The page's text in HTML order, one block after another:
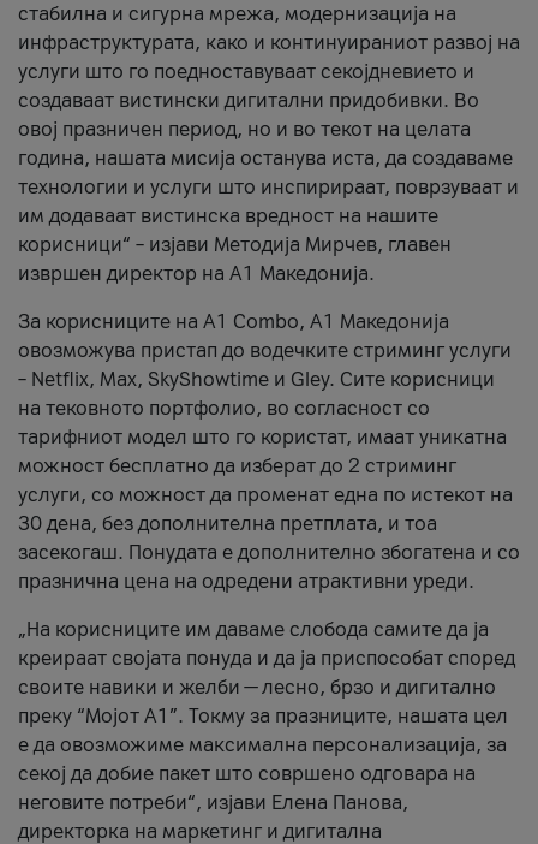
стабилна и сигурна мрежа, модернизација на
инфраструктурата, како и континуираниот развој на
услуги што го поедноставуваат секојдневието и
создаваат вистински дигитални придобивки. Во
овој празничен период, но и во текот на целата
година, нашата мисија останува иста, да создаваме
технологии и услуги што инспирираат, поврзуваат и
им додаваат вистинска вредност на нашите
корисници“ – изјави Методија Мирчев, главен
извршен директор на А1 Македонија.
За корисниците на A1 Combo, А1 Македонија
овозможува пристап до водечките стриминг услуги
– Netflix, Max, SkyShowtime и Gley. Сите корисници
на тековното портфолио, во согласност со
тарифниот модел што го користат, имаат уникатна
можност бесплатно да изберат до 2 стриминг
услуги, со можност да променат една по истекот на
30 дена, без дополнителна претплата, и тоа
засекогаш. Понудата е дополнително збогатена и со
празнична цена на одредени атрактивни уреди.
„На корисниците им даваме слобода самите да ја
креираат својата понуда и да ја приспособат според
своите навики и желби — лесно, брзо и дигитално
преку “Мојот А1”. Токму за празниците, нашата цел
е да овозможиме максимална персонализација, за
секој да добие пакет што совршено одговара на
неговите потреби“, изјави Елена Панова,
директорка на маркетинг и дигитална